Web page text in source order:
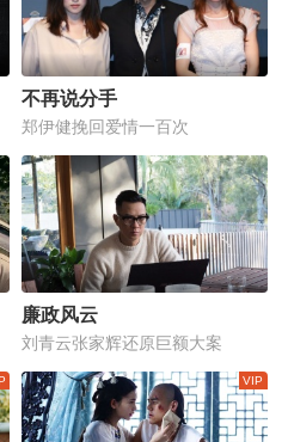
不再说分手
郑伊健挽回爱情一百次
廉政风云
刘青云张家辉还原巨额大案